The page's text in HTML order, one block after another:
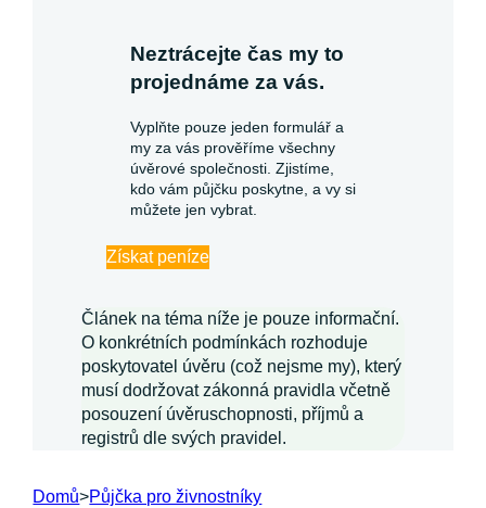
Neztrácejte čas my to
projednáme za vás.
Vyplňte pouze jeden formulář a
my za vás prověříme všechny
úvěrové společnosti. Zjistíme,
kdo vám půjčku poskytne, a vy si
můžete jen vybrat.
Získat peníze
Článek na téma níže je pouze informační.
O konkrétních podmínkách rozhoduje
poskytovatel úvěru (což nejsme my), který
musí dodržovat zákonná pravidla včetně
posouzení úvěruschopnosti, příjmů a
registrů dle svých pravidel.
Domů>Půjčka pro živnostníky